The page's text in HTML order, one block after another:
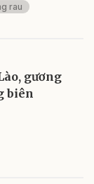
rau
gương
biên